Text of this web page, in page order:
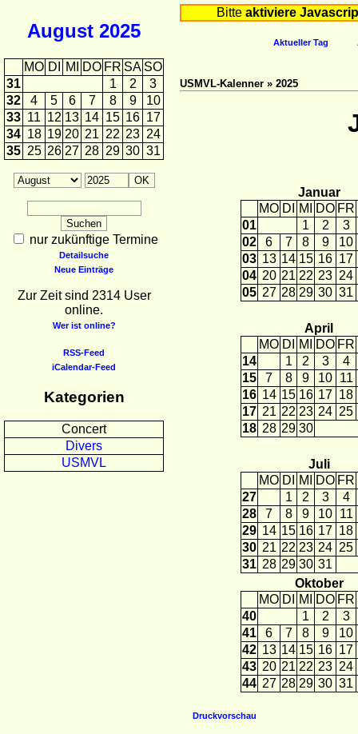
August 2025
MO DI MI DO FR SA SO
31
1 2
3
32
4 5 6 7 8 9
10
33 11 12 13 14 15 16 17
34 18 19 20 21 22 23 24
35 25 26 27 28 29 30 31
nur zukünftige Termine
Detailsuche
Neue Einträge
Zur Zeit sind 2314 User
online.
Wer ist online?
RSS-Feed
iCalendar-Feed
Kategorien
Concert
Divers
USMVL
Bitte aktiviere
Aktueller Tag
USMVL-Kalenner » 2025
Januar
MO DI MI DO FR
01
1 2
3
02
6 7 8 9
10
03 13 14 15 16 17
04 20 21 22 23 24
05 27 28 29 30 31
April
MO DI MI DO FR
14
1 2 3
4
15
7 8 9 10 11
16 14 15 16 17 18
17 21 22 23 24 25
18 28 29 30
Juli
MO DI MI DO FR
27
1 2 3
4
28
7 8 9 10 11
29 14 15 16 17 18
30 21 22 23 24 25
31 28 29 30 31
Oktober
MO DI MI DO FR
40
1 2
3
41
6 7 8 9
10
42 13 14 15 16 17
43 20 21 22 23 24
44 27 28 29 30 31
Druckvorschau